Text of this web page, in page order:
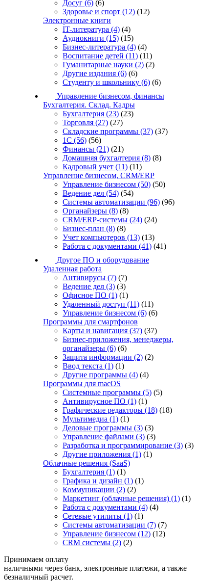
Досуг (6) (6)
Здоровье и спорт (12) (12)
Электронные книги
IT-литература (4) (4)
Аудиокниги (15) (15)
Бизнес-литература (4) (4)
Воспитание детей (11) (11)
Гуманитарные науки (2) (2)
Другие издания (6) (6)
Студенту и школьнику (6) (6)
Управление бизнесом, финансы
Бухгалтерия. Склад. Кадры
Бухгалтерия (23) (23)
Торговля (27) (27)
Складские программы (37) (37)
1С (56) (56)
Финансы (21) (21)
Домашняя бухгалтерия (8) (8)
Кадровый учет (11) (11)
Управление бизнесом, CRM/ERP
Управление бизнесом (50) (50)
Ведение дел (54) (54)
Системы автоматизации (96) (96)
Органайзеры (8) (8)
CRM/ERP-системы (24) (24)
Бизнес-план (8) (8)
Учет компьютеров (13) (13)
Работа с документами (41) (41)
Другое ПО и оборудование
Удаленная работа
Антивирусы (7) (7)
Ведение дел (3) (3)
Офисное ПО (1) (1)
Удаленный доступ (11) (11)
Управление бизнесом (6) (6)
Программы для смартфонов
Карты и навигация (37) (37)
Бизнес-приложения, менеджеры,
органайзеры (6) (6)
Защита информации (2) (2)
Ввод текста (1) (1)
Другие программы (4) (4)
Программы для macOS
Системные программы (5) (5)
Антивирусное ПО (1) (1)
Графические редакторы (18) (18)
Мультимедиа (1) (1)
Деловые программы (3) (3)
Управление файлами (3) (3)
Разработка и программирование (3) (3)
Другие приложения (1) (1)
Облачные решения (SaaS)
Бухгалтерия (1) (1)
Графика и дизайн (1) (1)
Коммуникации (2) (2)
Маркетинг (облачные решения) (1) (1)
Работа с документами (4) (4)
Сетевые утилиты (1) (1)
Системы автоматизации (7) (7)
Управление бизнесом (12) (12)
CRM системы (2) (2)
Принимаем оплату
наличными через банк, электронные платежи, а также
безналичный расчет.